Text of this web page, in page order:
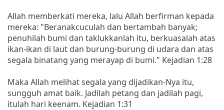
Allah memberkati mereka, lalu Allah berfirman kepada
mereka: "Beranakcuculah dan bertambah banyak;
penuhilah bumi dan taklukkanlah itu, berkuasalah atas
ikan-ikan di laut dan burung-burung di udara dan atas
segala binatang yang merayap di bumi." Kejadian 1:28
Maka Allah melihat segala yang dijadikan-Nya itu,
sungguh amat baik. Jadilah petang dan jadilah pagi,
itulah hari keenam. Kejadian 1:31